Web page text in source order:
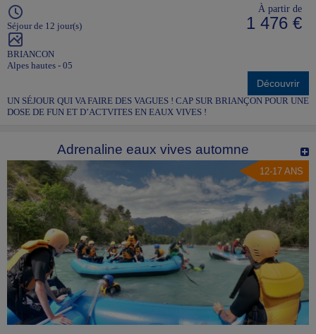
Séjour de 12 jour(s)
BRIANCON
Alpes hautes - 05
À partir de
1 476 €
Découvrir
UN SÉJOUR QUI VA FAIRE DES VAGUES ! CAP SUR BRIANÇON POUR UNE
DOSE DE FUN ET D’ACTVITES EN EAUX VIVES !
Adrenaline eaux vives automne
12-17 ANS